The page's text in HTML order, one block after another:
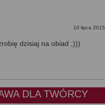
10 lipca 2015
dzisiaj na obiad ;)))
DLA TWÓRCY